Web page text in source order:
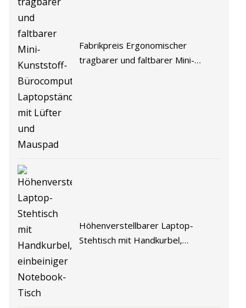
Fabrikpreis Ergonomischer
tragbarer und faltbarer Mini-
Höhenverstellbarer Laptop-
Stehtisch mit Handkurbel,